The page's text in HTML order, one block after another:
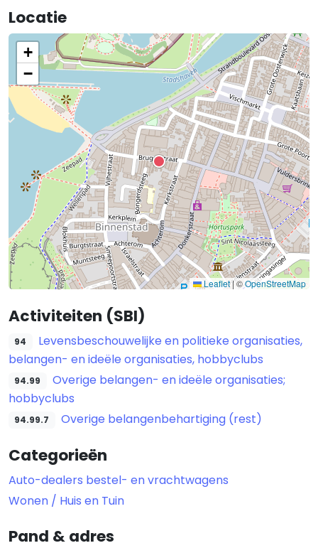
Locatie
+
−
Leaflet|©OpenStreetMap
Activiteiten (SBI)
94
Levensbeschouwelijke en politieke organisaties,
belangen- en ideële organisaties, hobbyclubs
94.99
Overige belangen- en ideële organisaties;
hobbyclubs
94.99.7 Overige belangenbehartiging (rest)
Categorieën
Auto-dealers bestel- en vrachtwagens
Wonen / Huis en Tuin
Pand & adres